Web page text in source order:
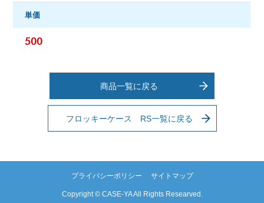
単価
500
商品一覧に戻る
フロッキーケース RS一覧に戻る
プライバシーポリシー サイトマップ
Copyright © CASE-YA All Rights Researved.